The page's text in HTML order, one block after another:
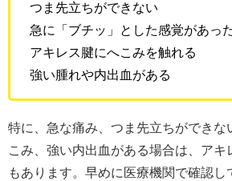
つま先立ちができない
急に「ブチッ」とした感覚があっ
アキレス腱にへこみを触れる
強い腫れや内出血がある
特に、急な痛み、つま先立ちができな
こみ、強い内出血がある場合は、アキ
もあります。早めに医療機関で確認し